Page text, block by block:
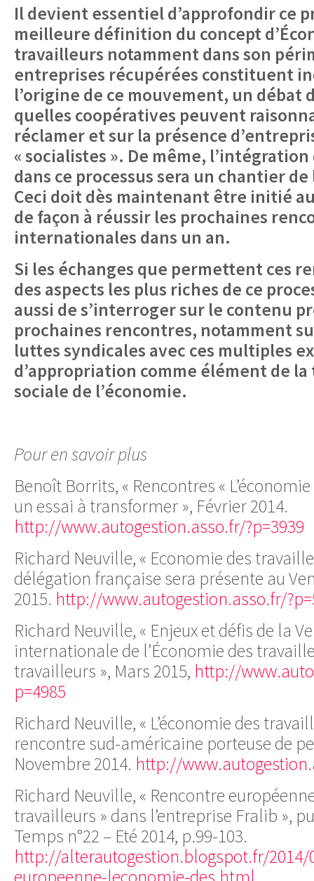
Il devient essentiel d’approfondir ce
meilleure définition du concept
travailleurs notamment dans son
entreprises récupérées constituent
l’origine de ce mouvement, un débat
quelles coopératives peuvent
réclamer et sur la présence
« socialistes ». De même,
dans ce processus sera un chantier
Ceci doit dès maintenant être initié
de façon à réussir les prochaines
internationales dans un an.
Si les échanges que permettent ces
des aspects les plus riches de ce
aussi de s’interroger sur le contenu
prochaines rencontres, notamment
luttes syndicales avec ces multiples
d’appropriation comme élément de
sociale de l’économie.
Pour en savoir plus
Benoît Borrits, « Rencontres «
un essai à transformer », Février 2014.
http://www.autogestion.asso.fr/?p=3939
Richard Neuville, « Economie des
délégation française sera présente au
2015. http://www.autogestion.asso.fr/
Richard Neuville, « Enjeux et défis de la
internationale de l’Économie des
travailleurs », Mars 2015, http://
p=4985
Richard Neuville, « L’économie des
rencontre sud-américaine porteuse de
Novembre 2014. http://
Richard Neuville, « Rencontre
travailleurs » dans l’entreprise Fralib »,
Temps n°22 – Eté 2014, p.99-103.
http://alterautogestion.blogspot.fr/